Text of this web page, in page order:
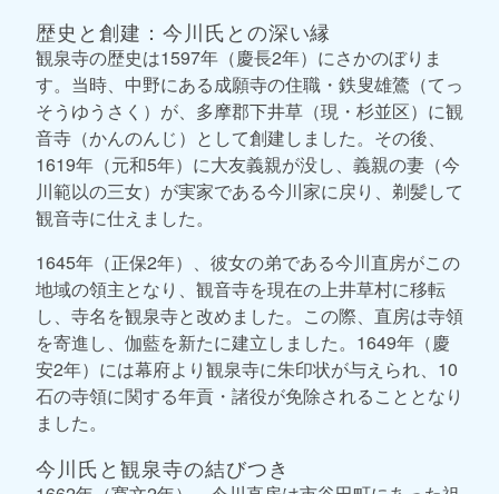
歴史と創建：今川氏との深い縁
観泉寺の歴史は1597年（慶長2年）にさかのぼりま
す。当時、中野にある成願寺の住職・鉄叟雄鷟（てっ
そうゆうさく）が、多摩郡下井草（現・杉並区）に観
音寺（かんのんじ）として創建しました。その後、
1619年（元和5年）に大友義親が没し、義親の妻（今
川範以の三女）が実家である今川家に戻り、剃髪して
観音寺に仕えました。
1645年（正保2年）、彼女の弟である今川直房がこの
地域の領主となり、観音寺を現在の上井草村に移転
し、寺名を観泉寺と改めました。この際、直房は寺領
を寄進し、伽藍を新たに建立しました。1649年（慶
安2年）には幕府より観泉寺に朱印状が与えられ、10
石の寺領に関する年貢・諸役が免除されることとなり
ました。
今川氏と観泉寺の結びつき